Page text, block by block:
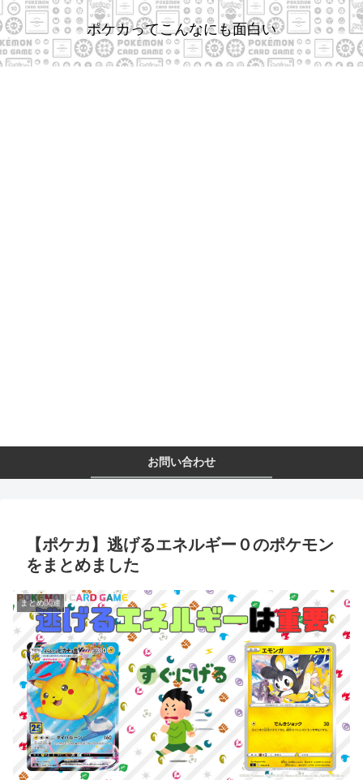
ポケカってこんなにも面白い
お問い合わせ
【ポケカ】逃げるエネルギー０のポケモン
をまとめました
まとめ関連